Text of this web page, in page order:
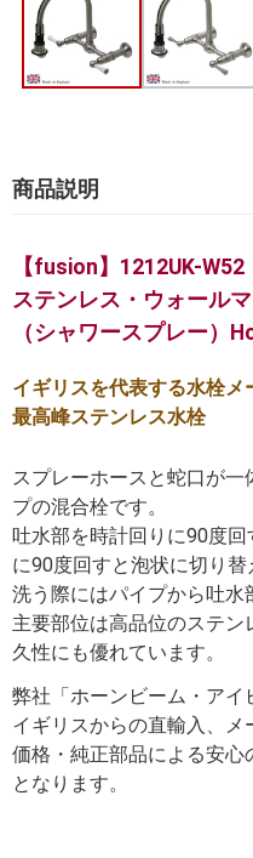
商品説明
【fusion】1212UK-W52
ステンレス・ウォール
（シャワースプレー）
イギリスを代表する水栓
最高峰ステンレス水栓
スプレーホースと蛇口が一
プの混合栓です。
吐水部を時計回りに90度
に90度回すと泡状に切り
洗う際にはパイプから吐水
主要部位は高品位のステ
久性にも優れています。
弊社「ホーンビーム・アイ
イギリスからの直輸入、
価格・純正部品による安
となります。